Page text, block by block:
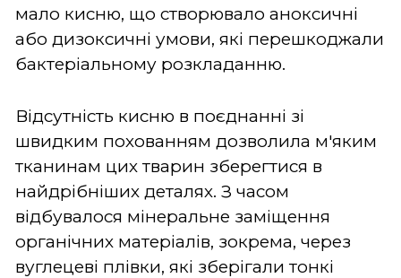
мало кисню, що створювало аноксичні
або дизоксичні умови, які перешкоджали
бактеріальному розкладанню.
Відсутність кисню в поєднанні зі
швидким похованням дозволила м'яким
тканинам цих тварин зберегтися в
найдрібніших деталях. З часом
відбувалося мінеральне заміщення
органічних матеріалів, зокрема, через
вуглецеві плівки, які зберігали тонкі